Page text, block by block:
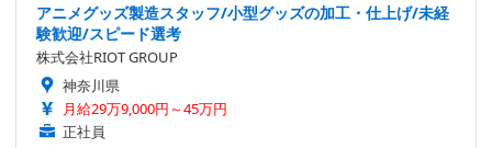
アニメグッズ製造スタッフ/小型グッズの加工・仕上げ/未経
験歓迎/スピード選考
株式会社RIOT GROUP
神奈川県
月給29万9,000円～45万円
正社員